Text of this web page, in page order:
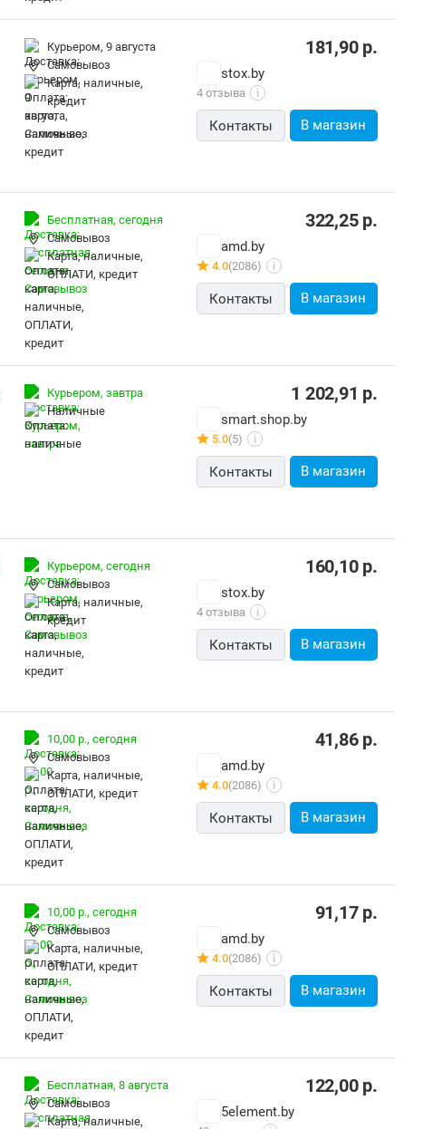
Курьером, 9 августа
Самовывоз
карта, наличные,
кредит
181,90р.
stox.by
4 отзыва i
Контакты В магазин
Бесплатная, сегодня
Самовывоз
карта, наличные,
ОПЛАТИ, кредит
322,25р.
amd.by
4.0(2086) i
Контакты В магазин
Курьером, завтра
наличные
1 202,91 р.
smart.shop.by
5.0(5) i
Контакты В магазин
Курьером, сегодня
Самовывоз
карта, наличные,
кредит
160,10р.
stox.by
4 отзыва i
Контакты В магазин
10,00 р., сегодня
Самовывоз
карта, наличные,
ОПЛАТИ, кредит
41,86р.
amd.by
4.0(2086) i
Контакты В магазин
10,00 р., сегодня
Самовывоз
карта, наличные,
ОПЛАТИ, кредит
91,17р.
amd.by
4.0(2086) i
Контакты В магазин
Бесплатная, 8 августа
Самовывоз
карта, наличные,
122,00р.
5element.by